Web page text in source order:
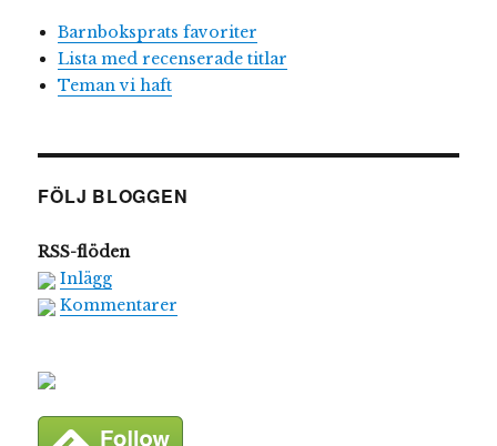
Barnboksprats favoriter
Lista med recenserade titlar
Teman vi haft
FÖLJ BLOGGEN
RSS-flöden
Inlägg
Kommentarer